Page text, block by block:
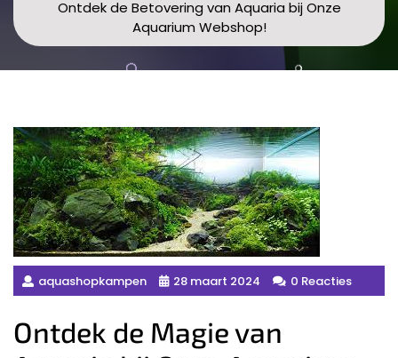
Ontdek de Betovering van Aquaria bij Onze
Aquarium Webshop!
aquashopkampen 28 maart 2024 0 Reacties
Ontdek de Magie van